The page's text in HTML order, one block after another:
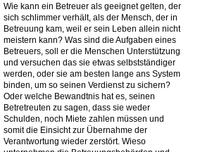
Wie kann ein Betreuer als geeignet gelten, der
sich schlimmer verhält, als der Mensch, der in
Betreuung kam, weil er sein Leben allein nicht
meistern kann? Was sind die Aufgaben eines
Betreuers, soll er die Menschen Unterstützung
und versuchen das sie etwas selbstständiger
werden, oder sie am besten lange ans System
binden, um so seinen Verdienst zu sichern?
Oder welche Bewandtnis hat es, seinen
Betretreuten zu sagen, dass sie weder
Schulden, noch Miete zahlen müssen und
somit die Einsicht zur Übernahme der
Verantwortung wieder zerstört. Wieso